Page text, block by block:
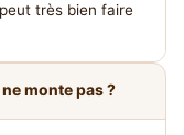
très bien faire
monte pas ?